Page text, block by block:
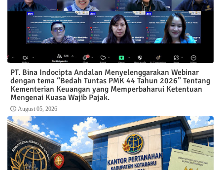
PT. Bina Indocipta Andalan Menyelenggarakan Webinar
dengan tema “Bedah Tuntas PMK 44 Tahun 2026” Tentang
Kementerian Keuangan yang Memperbaharui Ketentuan
Mengenai Kuasa Wajib Pajak.
August 05, 2026